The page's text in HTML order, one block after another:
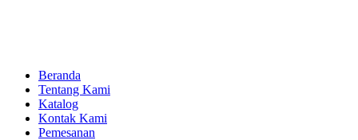
Beranda
Tentang Kami
Katalog
Kontak Kami
Pemesanan